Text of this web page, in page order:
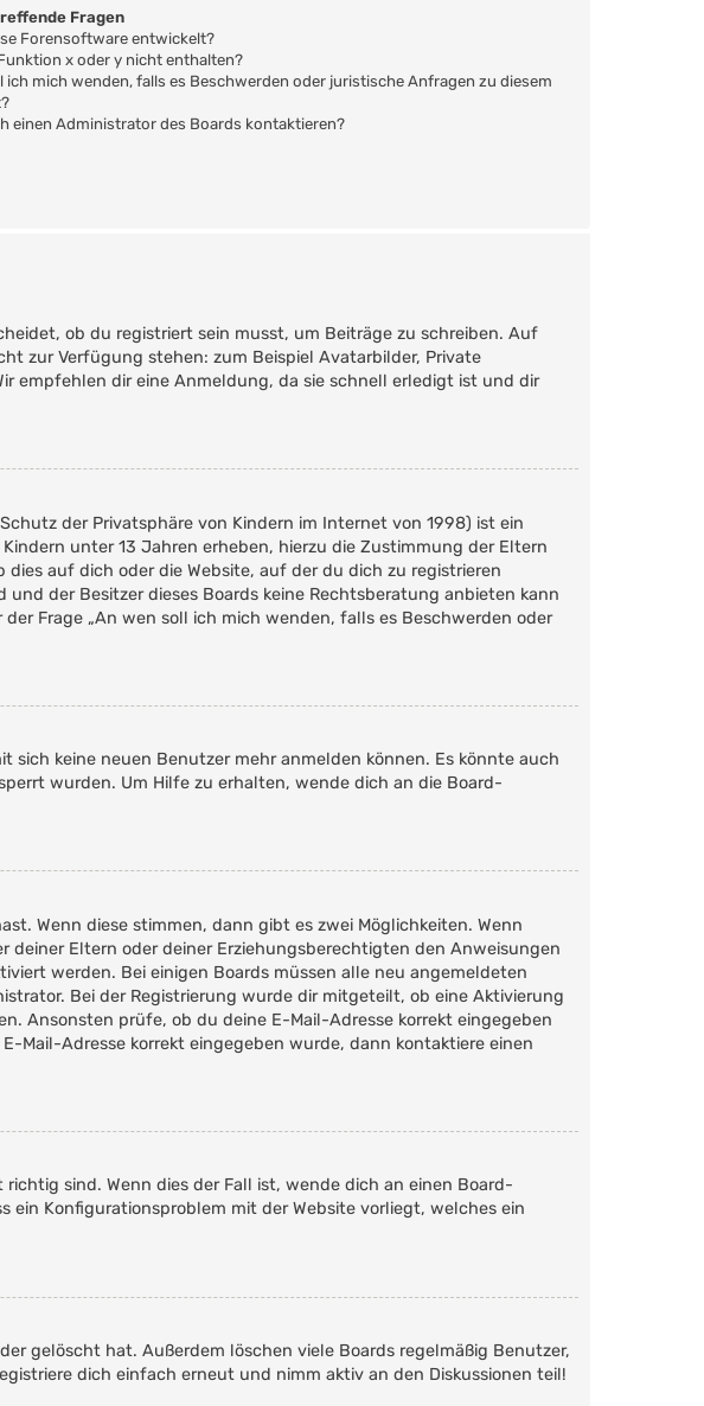
Fragen
Forensoftware entwickelt?
x oder y nicht enthalten?
ich mich wenden, falls es Beschwerden oder juristische Anfragen zu diesem
einen Administrator des Boards kontaktieren?
ob du registriert sein musst, um Beiträge zu schreiben. Auf
zur Verfügung stehen: zum Beispiel Avatarbilder, Private
empfehlen dir eine Anmeldung, da sie schnell erledigt ist und dir
der Privatsphäre von Kindern im Internet von 1998) ist ein
unter 13 Jahren erheben, hierzu die Zustimmung der Eltern
auf dich oder die Website, auf der du dich zu registrieren
der Besitzer dieses Boards keine Rechtsberatung anbieten kann
Frage „An wen soll ich mich wenden, falls es Beschwerden oder
keine neuen Benutzer mehr anmelden können. Es könnte auch
wurden. Um Hilfe zu erhalten, wende dich an die Board-
Wenn diese stimmen, dann gibt es zwei Möglichkeiten. Wenn
Eltern oder deiner Erziehungsberechtigten den Anweisungen
werden. Bei einigen Boards müssen alle neu angemeldeten
Bei der Registrierung wurde dir mitgeteilt, ob eine Aktivierung
Ansonsten prüfe, ob du deine E-Mail-Adresse korrekt eingegeben
Mail-Adresse korrekt eingegeben wurde, dann kontaktiere einen
sind. Wenn dies der Fall ist, wende dich an einen Board-
Konfigurationsproblem mit der Website vorliegt, welches ein
gelöscht hat. Außerdem löschen viele Boards regelmäßig Benutzer,
dich einfach erneut und nimm aktiv an den Diskussionen teil!